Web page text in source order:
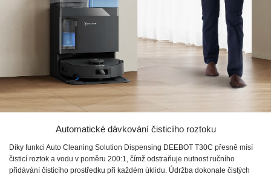
Automatické dávkování čisticího roztoku
Díky funkci Auto Cleaning Solution Dispensing DEEBOT T30C přesně mísí
čisticí roztok a vodu v poměru 200:1, čímž odstraňuje nutnost ručního
přidávání čisticího prostředku při každém úklidu. Údržba dokonale čistých